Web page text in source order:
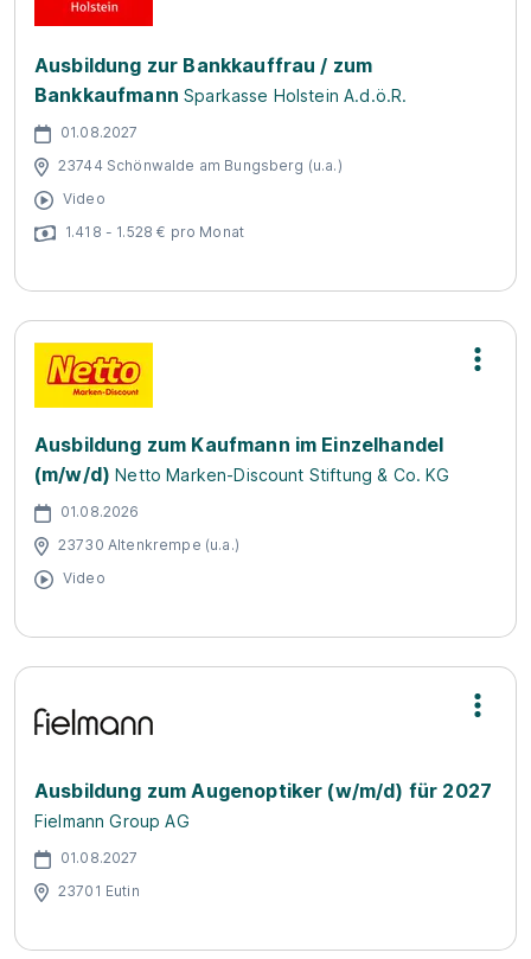
Ausbildung zur Bankkauffrau / zum
Bankkaufmann Sparkasse Holstein A.d.ö.R.
01.08.2027
23744 Schönwalde am Bungsberg (u.a.)
Video
1.418 - 1.528 € pro Monat
Ausbildung zum Kaufmann im Einzelhandel
(m/w/d) Netto Marken-Discount Stiftung & Co. KG
01.08.2026
23730 Altenkrempe (u.a.)
Video
Ausbildung zum Augenoptiker (w/m/d) für 2027
Fielmann Group AG
01.08.2027
23701 Eutin